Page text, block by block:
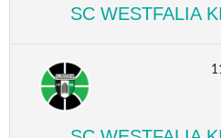
SC WESTFALIA